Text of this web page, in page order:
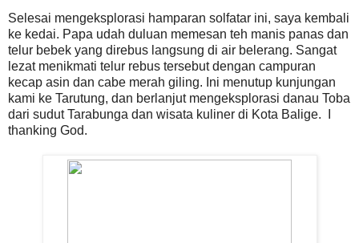
Selesai mengeksplorasi hamparan solfatar ini, saya kembali
ke kedai. Papa udah duluan memesan teh manis panas dan
telur bebek yang direbus langsung di air belerang. Sangat
lezat menikmati telur rebus tersebut dengan campuran
kecap asin dan cabe merah giling. Ini menutup kunjungan
kami ke Tarutung, dan berlanjut mengeksplorasi danau Toba
dari sudut Tarabunga dan wisata kuliner di Kota Balige. I
thanking God.